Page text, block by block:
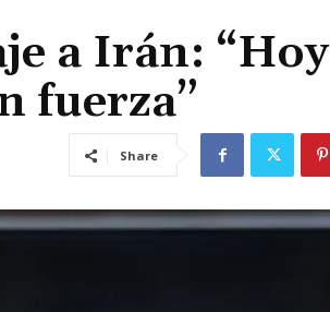
a Irán: “Hoy
fuerza”
Share